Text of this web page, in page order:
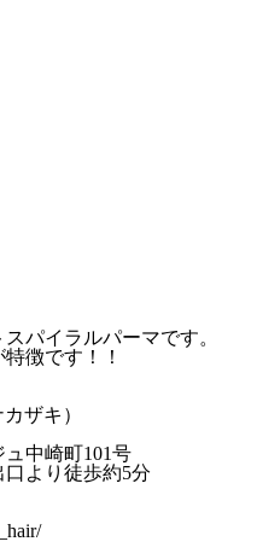
パイラルパーマです。
徴です！！
ザキ）
中崎町101号
口より徒歩約5分